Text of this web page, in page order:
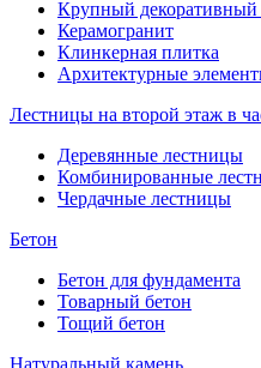
Крупный декоративный
Керамогранит
Клинкерная плитка
Архитектурные
Лестницы на второй этаж в
Деревянные лестницы
Комбинированные
Чердачные лестницы
Бетон
Бетон для фундамента
Товарный бетон
Тощий бетон
Натуральный камень